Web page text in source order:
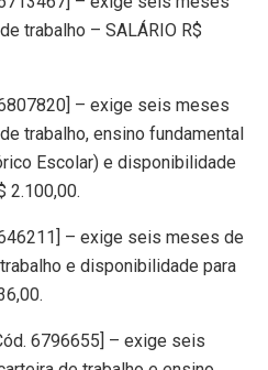
trabalho – SALÁRIO R$
– exige seis meses
trabalho, ensino fundamental
Escolar) e disponibilidade
2.100,00.
– exige seis meses de
e disponibilidade para
6796655] – exige seis